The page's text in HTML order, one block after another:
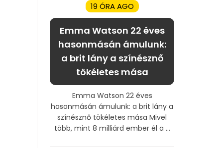
19 ÓRA AGO
Emma Watson 22 éves
hasonmásán ámulunk:
a brit lány a színésznő
tökéletes mása
Emma Watson 22 éves
hasonmásán ámulunk: a brit lány a
színésznő tökéletes mása Mivel
több, mint 8 milliárd ember él a ...